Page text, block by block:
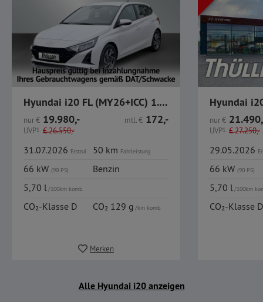
Hyundai i20 FL (MY26+ICC) 1.0 T-GDI Trend, Komfort-Paket
nur€ 19.980,-
UVP1 €26.550,-
mtl.€ 172,-
31.07.2026 Erstzul. 50 km Fahrleistung
66 kW (90 PS)
Benzin
5,70 l/100km komb.
CO₂-Klasse D CO₂ 129 g/km komb.
Merken
nur€
UVP1 €27.250,-
29.05.2026
66 kW (90 PS)
5,70 l/100km
CO₂-Klasse D
Alle Hyundai i20 anzeigen